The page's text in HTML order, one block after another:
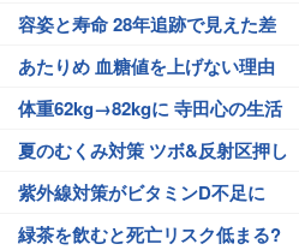
容姿と寿命 28年追跡で見えた差
あたりめ 血糖値を上げない理由
体重62kg→82kgに 寺田心の生活
夏のむくみ対策 ツボ&反射区押し
紫外線対策がビタミンD不足に
緑茶を飲むと死亡リスク低まる?